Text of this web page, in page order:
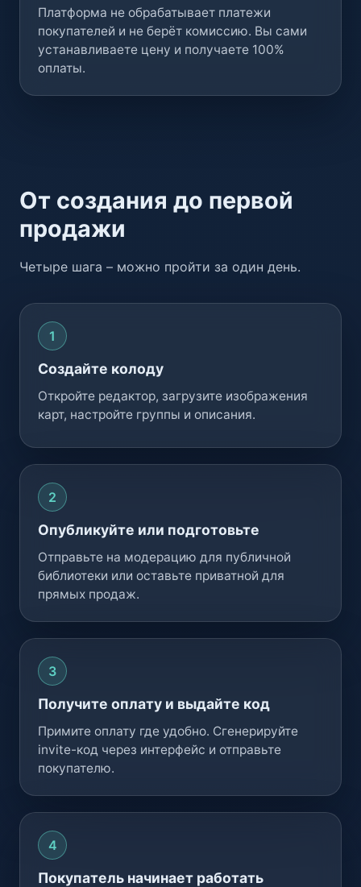
Платформа не обрабатывает платежи
покупателей и не берёт комиссию. Вы сами
устанавливаете цену и получаете 100%
оплаты.
От создания до первой
продажи
Четыре шага – можно пройти за один день.
Создайте колоду
Откройте редактор, загрузите изображения
карт, настройте группы и описания.
Опубликуйте или подготовьте
Отправьте на модерацию для публичной
библиотеки или оставьте приватной для
прямых продаж.
Получите оплату и выдайте код
Примите оплату где удобно. Сгенерируйте
invite-код через интерфейс и отправьте
покупателю.
Покупатель начинает работать